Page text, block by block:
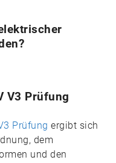
V3 Prüfung
Prüfung ergibt sich
dem
und den